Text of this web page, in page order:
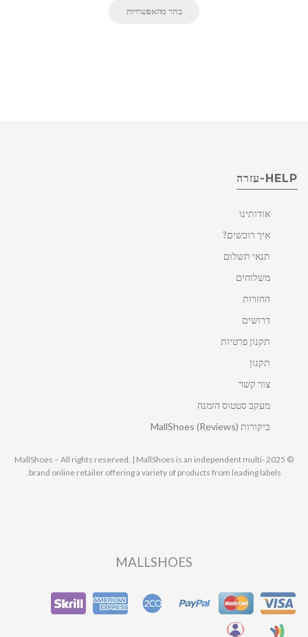
בחר מהאפשרויות
HELP-עזרה
אודותינו
איך רוכשים?
תנאי תשלום
משלוחים
החזרות
דרושים
תקנון פרטיות
תקנון
צור קשר
מעקב סטטוס הזמנה
ביקורות MallShoes (Reviews)
© 2025 MallShoes – All rights reserved. | MallShoes is an independent multi-
brand online retailer offering a variety of products from leading labels.
MALLSHOES